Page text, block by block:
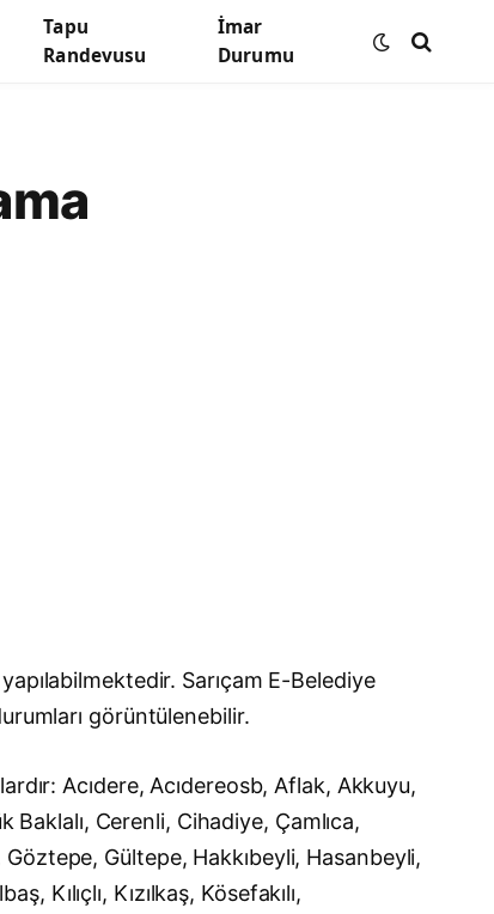
Tapu
Randevusu
İmar
Durumu
Sarıçam E-Belediye
görüntülenebilir.
Acıdere, Acıdereosb, Aflak, Akkuyu,
Baklalı, Cerenli, Cihadiye, Çamlıca,
Gültepe, Hakkıbeyli, Hasanbeyli,
Kılıçlı, Kızılkaş, Kösefakılı,